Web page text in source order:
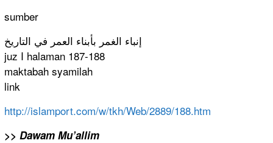
sumber
إنباء الغمر بأبناء العمر في التاريخ
juz I halaman 187-188
maktabah syamilah
link
http://islamport.com/w/tkh/Web/2889/188.htm
>> Dawam Mu’allim